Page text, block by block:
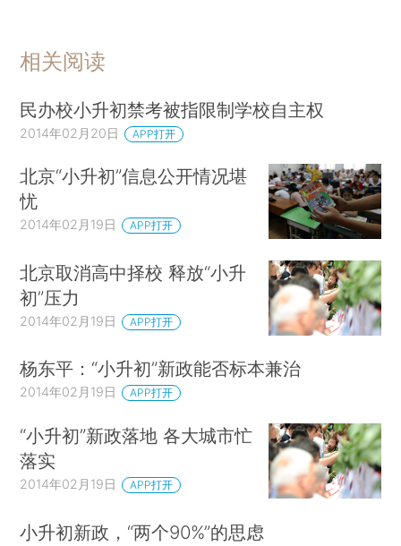
相关阅读
民办校小升初禁考被指限制学校自主权
2014年02月20日 APP打开
北京“小升初”信息公开情况堪
忧
2014年02月19日 APP打开
北京取消高中择校 释放“小升
初”压力
2014年02月19日 APP打开
杨东平：“小升初”新政能否标本兼治
2014年02月19日 APP打开
“小升初”新政落地 各大城市忙
落实
2014年02月19日 APP打开
小升初新政，“两个90%”的思虑